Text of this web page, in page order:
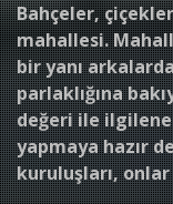
Bahçeler,
mahallesi.
bir yanı
parlaklığına
değeri ile
yapmaya hazır
kuruluşları,